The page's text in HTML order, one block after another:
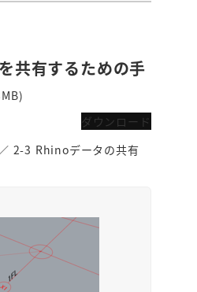
共有するための手
ダウンロード
2-3 Rhinoデータの共有